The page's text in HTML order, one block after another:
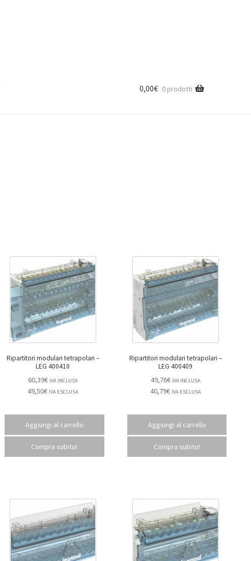
0,00€ 0 prodotti
Ripartitori modulari tetrapolari –
LEG 400410
60,39€ IVA INCLUSA
49,50€ IVA ESCLUSA
Aggiungi al carrello
Compra subito!
Ripartitori modulari tetrapolari –
LEG 400409
49,76€ IVA INCLUSA
40,79€ IVA ESCLUSA
Aggiungi al carrello
Compra subito!